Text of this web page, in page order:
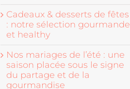
Cadeaux & desserts de fêtes
: notre sélection gourmande
et healthy
Nos mariages de l’été : une
saison placée sous le signe
du partage et de la
gourmandise